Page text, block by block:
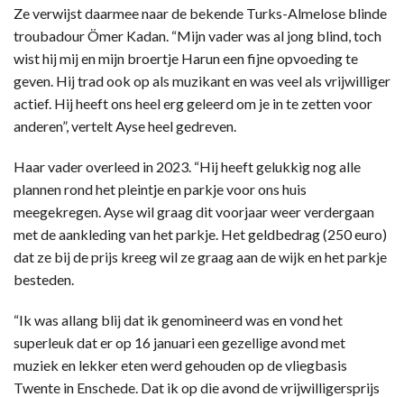
Ze verwijst daarmee naar de bekende Turks-Almelose blinde
troubadour Ömer Kadan. “Mijn vader was al jong blind, toch
wist hij mij en mijn broertje Harun een fijne opvoeding te
geven. Hij trad ook op als muzikant en was veel als vrijwilliger
actief. Hij heeft ons heel erg geleerd om je in te zetten voor
anderen”, vertelt Ayse heel gedreven.
Haar vader overleed in 2023. “Hij heeft gelukkig nog alle
plannen rond het pleintje en parkje voor ons huis
meegekregen. Ayse wil graag dit voorjaar weer verdergaan
met de aankleding van het parkje. Het geldbedrag (250 euro)
dat ze bij de prijs kreeg wil ze graag aan de wijk en het parkje
besteden.
“Ik was allang blij dat ik genomineerd was en vond het
superleuk dat er op 16 januari een gezellige avond met
muziek en lekker eten werd gehouden op de vliegbasis
Twente in Enschede. Dat ik op die avond de vrijwilligersprijs